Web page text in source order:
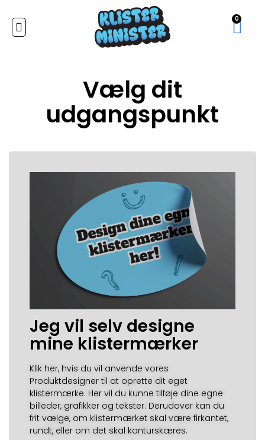
0
Vælg dit
udgangspunkt
Jeg vil selv designe
mine klistermærker
Klik her, hvis du vil anvende vores
Produktdesigner til at oprette dit eget
klistermærke. Her vil du kunne tilføje dine egne
billeder, grafikker og tekster. Derudover kan du
frit vælge, om klistermærket skal være firkantet,
rundt, eller om det skal konturskæres.